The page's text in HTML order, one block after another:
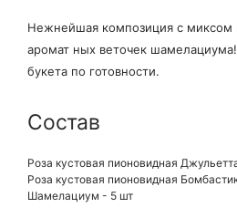
Нежнейшая композиция с миксом
аромат ных веточек
букета по готовности.
Состав
Роза кустовая пионовидная
Роза кустовая пионовидная
Шамелациум - 5 шт